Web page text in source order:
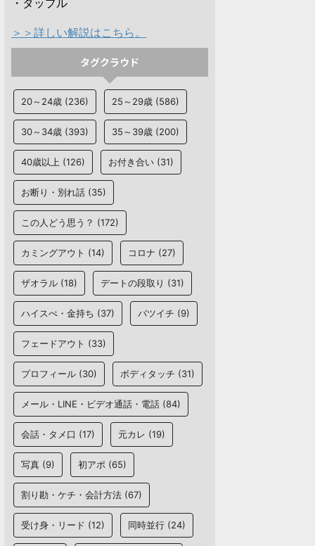
・タップル
＞＞詳しい解説はこちら。
タグクラウド
20～24歳 (236) 25～29歳 (586)
30～34歳 (393) 35～39歳 (200)
40歳以上 (126) お付き合い (31)
お断り・別れ話 (35)
この人どう思う？ (172)
カミングアウト (14) コロナ (27)
ザオラル (18) デートの段取り (31)
ハイスぺ・金持ち (37) バツイチ (9)
フェードアウト (33)
プロフィール (30) ボディタッチ (31)
メール・LINE・ビデオ通話・電話 (84)
会話・タメ口 (17) 元カレ (19)
写真 (9) 初アポ (65)
割り勘・ケチ・会計方法 (67)
受け身・リード (12) 同時並行 (24)